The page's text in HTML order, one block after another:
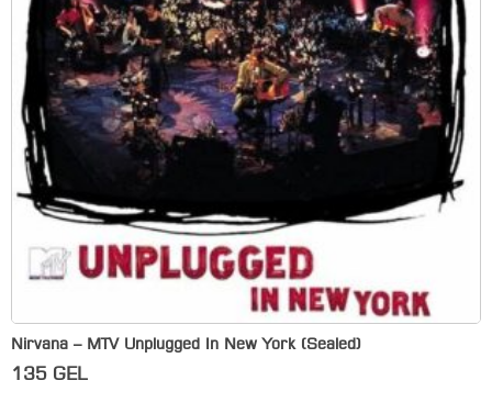
Nirvana – MTV Unplugged In New York (Sealed)
135 GEL